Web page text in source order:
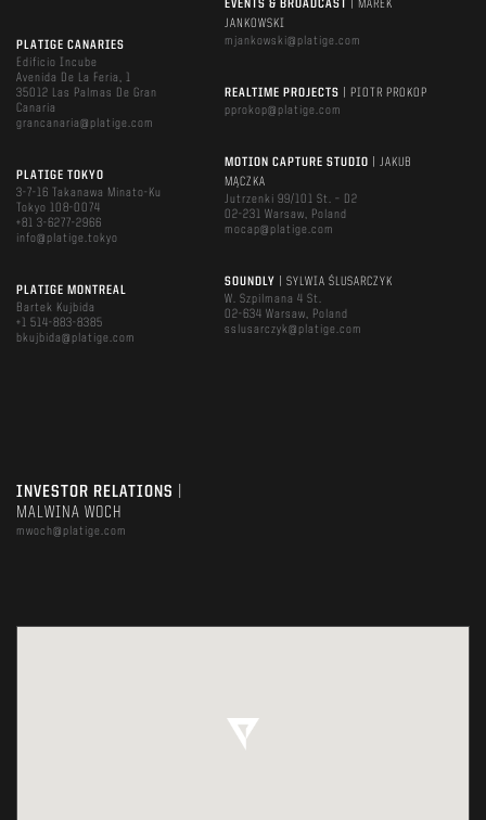
PLATIGE CANARIES
Edificio Incube
Avenida De La Feria, 1
35012 Las Palmas De Gran
Canaria
grancanaria@platige.com
PLATIGE TOKYO
3-7-16 Takanawa Minato-Ku
Tokyo 108-0074
+81 3-6277-2966
info@platige.tokyo
PLATIGE MONTREAL
Bartek Kujbida
+1 514-883-8385
bkujbida@platige.com
EVENTS & BROADCAST
| MAREK
JANKOWSKI
mjankowski@platige.com
REALTIME PROJECTS
| PIOTR PROKOP
pprokop@platige.com
MOTION CAPTURE STUDIO
| JAKUB
MĄCZKA
Jutrzenki 99/101 St. – D2
02-231 Warsaw, Poland
mocap@platige.com
SOUNDLY
| SYLWIA ŚLUSARCZYK
W. Szpilmana 4 St.
02-634 Warsaw, Poland
sslusarczyk@platige.com
INVESTOR RELATIONS
MALWINA WOCH
mwoch@platige.com